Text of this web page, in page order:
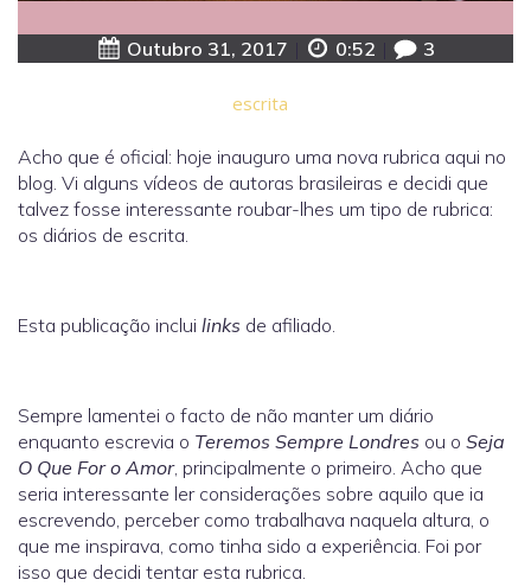
Outubro 31, 2017 0:52 3
escrita
Acho que é oficial: hoje inauguro uma nova rubrica aqui no
blog. Vi alguns vídeos de autoras brasileiras e decidi que
talvez fosse interessante roubar-lhes um tipo de rubrica:
os diários de escrita.
Esta publicação inclui links de afiliado.
Sempre lamentei o facto de não manter um diário
enquanto escrevia o Teremos Sempre Londres ou o Seja
O Que For o Amor, principalmente o primeiro. Acho que
seria interessante ler considerações sobre aquilo que ia
escrevendo, perceber como trabalhava naquela altura, o
que me inspirava, como tinha sido a experiência. Foi por
isso que decidi tentar esta rubrica.